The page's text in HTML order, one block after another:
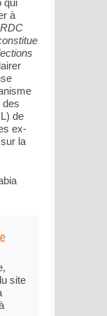
qui
à
des
de
ex-
la
site